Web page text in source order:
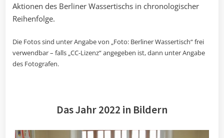
Aktionen des Berliner Wassertischs in chronologischer
Reihenfolge.
Die Fotos sind unter Angabe von „Foto: Berliner Wassertisch“ frei
verwendbar – falls „CC-Lizenz“ angegeben ist, dann unter Angabe
des Fotografen.
Das Jahr 2022 in Bildern